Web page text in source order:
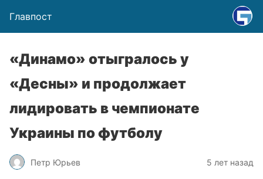
Главпост
«Динамо» отыгралось у
«Десны» и продолжает
лидировать в чемпионате
Украины по футболу
Петр Юрьев 5 лет назад